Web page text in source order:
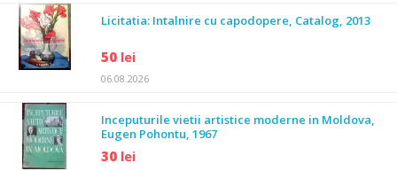
Licitatia: Intalnire cu capodopere, Catalog, 2013
50 lei
06.08.2026
Inceputurile vietii artistice moderne in Moldova,
Eugen Pohontu, 1967
30 lei